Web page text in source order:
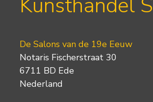
De Salons van de 19e Eeuw
Notaris Fischerstraat 30
6711 BD Ede
Nederland